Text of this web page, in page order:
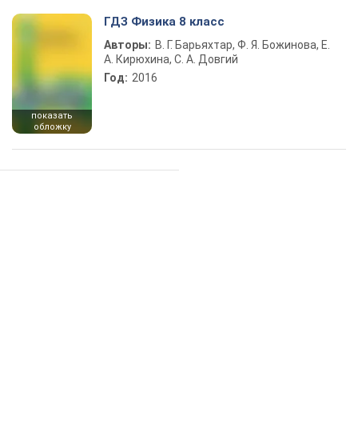
показать
обложку
ГДЗ Физика 8 класс
Авторы: В. Г. Барьяхтар, Ф. Я. Божинова, Е.
А. Кирюхина, С. А. Довгий
Год: 2016